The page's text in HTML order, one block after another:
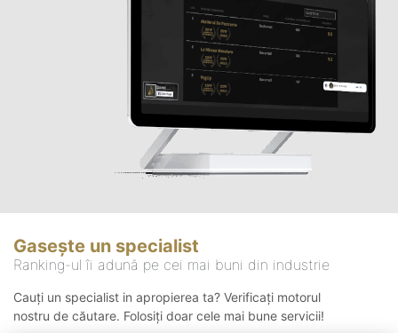
Gasește un specialist
Ranking-ul îi adună pe cei mai buni din industrie
Cauți un specialist in apropierea ta? Verificați motorul
nostru de căutare. Folosiți doar cele mai bune servicii!